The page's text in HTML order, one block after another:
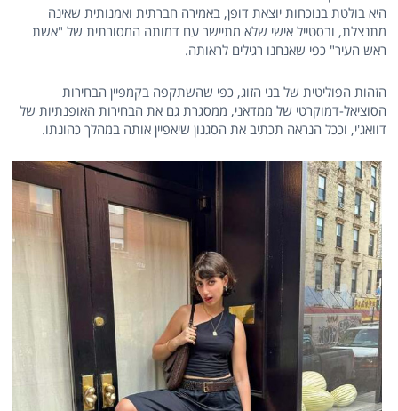
היא בולטת בנוכחות יוצאת דופן, באמירה חברתית ואמנותית שאינה
מתנצלת, ובסטייל אישי שלא מתיישר עם דמותה המסורתית של "אשת
ראש העיר" כפי שאנחנו רגילים לראותה.
הזהות הפוליטית של בני הזוג, כפי שהשתקפה בקמפיין הבחירות
הסוציאל-דמוקרטי של ממדאני, ממסגרת גם את הבחירות האופנתיות של
דוואג'י, וככל הנראה תכתיב את הסגנון שיאפיין אותה במהלך כהונתו.